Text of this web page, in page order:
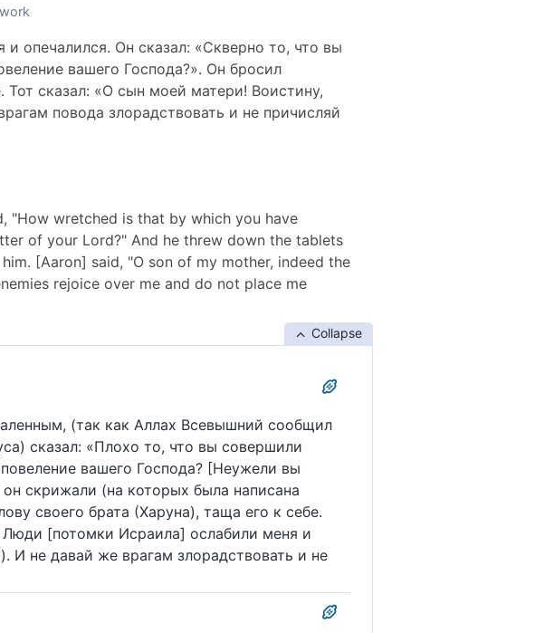
опечалился. Он сказал: «Скверно то, что вы
вашего Господа?». Он бросил
Тот сказал: «О сын моей матери! Воистину,
повода злорадствовать и не причисляй
"How wretched is that by which you have
of your Lord?" And he threw down the tablets
[Aaron] said, "O son of my mother, indeed the
rejoice over me and do not place me
Collapse
(так как Аллах Всевышний сообщил
сказал: «Плохо то, что вы совершили
вашего Господа? [Неужели вы
скрижали (на которых была написана
своего брата (Харуна), таща его к себе.
[потомки Исраила] ослабили меня и
И не давай же врагам злорадствовать и не